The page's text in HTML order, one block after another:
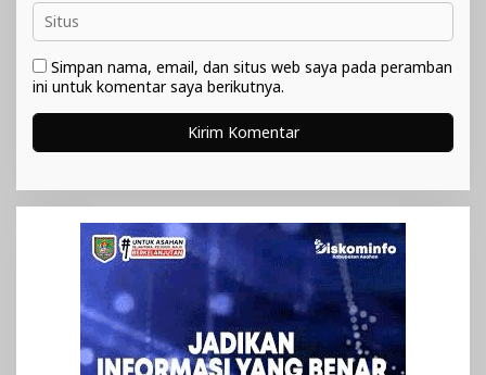
Simpan nama, email, dan situs web saya pada peramban
ini untuk komentar saya berikutnya.